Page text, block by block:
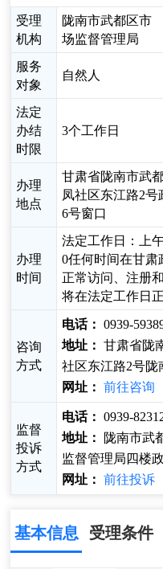
受理
机构
陇南市武都区市
场监督管理局
服务
对象
自然人
法定
办结
时限
3个工作日
办理
地点
甘肃省陇南市武
凤社区东江路2号
6号窗口
办理
时间
法定工作日：上
0任何时间在甘
正常访问、注册
将在法定工作日
咨询
方式
电话： 0939-
地址： 甘肃省陇
社区东江路2号
网址： 前往咨询
监督
投诉
方式
电话： 0939-
地址：
陇南市武
监督管理局四楼
网址： 前往投诉
基本信息 受理条件